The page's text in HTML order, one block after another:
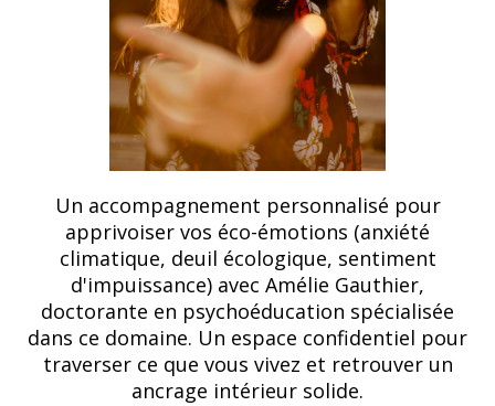
Un accompagnement personnalisé pour
apprivoiser vos éco-émotions (anxiété
climatique, deuil écologique, sentiment
d'impuissance) avec Amélie Gauthier,
doctorante en psychoéducation spécialisée
dans ce domaine. Un espace confidentiel pour
traverser ce que vous vivez et retrouver un
ancrage intérieur solide.